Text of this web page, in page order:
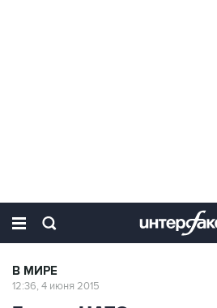
В МИРЕ
12:36, 4 июня 2015